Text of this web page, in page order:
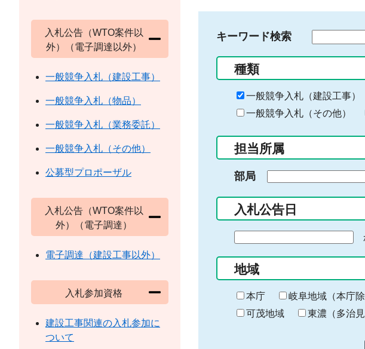
キーワード検索
る
キ
ー
ー
入
力
種類
一般競争入札（建設工事）
一般競争入札（その他）
担当所属
部局
入札公告日
の
始
ま
り
地域
本庁 岐阜地域（本庁除
可茂地域
東濃（多治
入札公告（WTO案件以
外）（電子調達以外）
一般競争入札（建設工事）
一般競争入札（物品）
一般競争入札（業務委託）
一般競争入札（その他）
公募型プロポーザル
入札公告（WTO案件以
外）（電子調達）
電子調達（建設工事以外）
入札参加資格
建設工事関連の入札参加に
ついて